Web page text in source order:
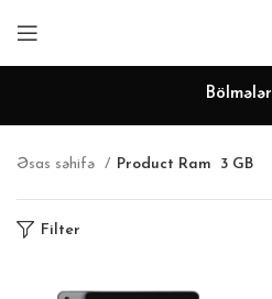
Bölmələr
Əsas səhifə Product Ram 3 GB
Filter